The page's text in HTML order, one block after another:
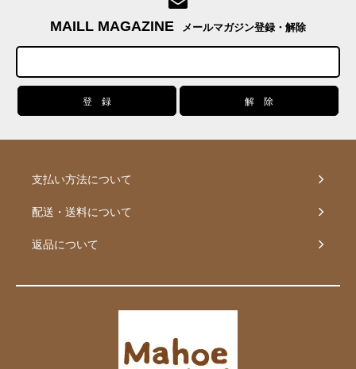
MAILL MAGAZINE メールマガジン登録・解除
支払い方法について
配送・送料について
返品について